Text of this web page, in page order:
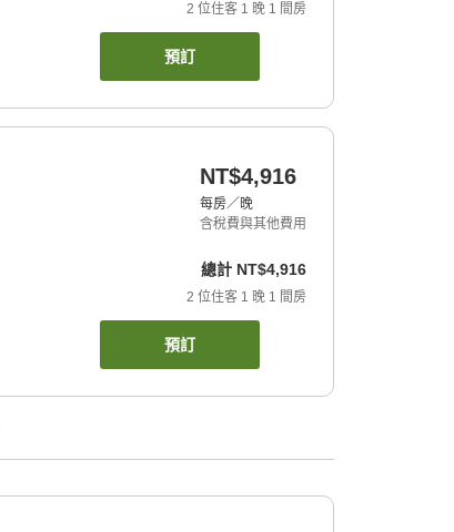
2 位住客 1 晚 1 間房
預訂
NT$4,916
每房／晚
含稅費與其他費用
總計 NT$4,916
2 位住客 1 晚 1 間房
預訂